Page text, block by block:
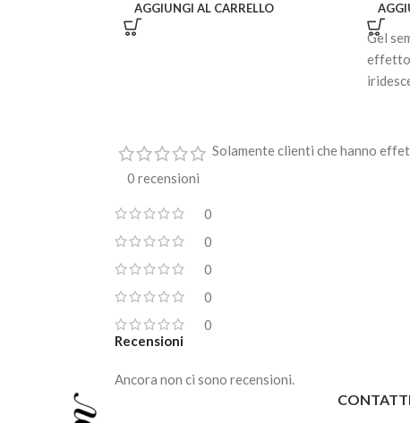
AGGIUNGI AL CARRELLO
Gel
effetto
0 recensioni
0
0
0
0
0
Recensioni
Ancora non ci sono recensioni.
Solamente clienti che hanno
CONTATTI